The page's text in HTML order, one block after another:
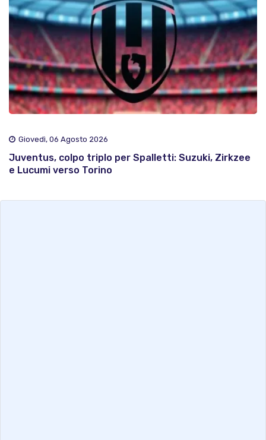
Giovedì, 06 Agosto 2026
Juventus, colpo triplo per Spalletti: Suzuki, Zirkzee
e Lucumi verso Torino